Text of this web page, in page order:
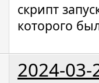
скрипт
которого
2024-03-